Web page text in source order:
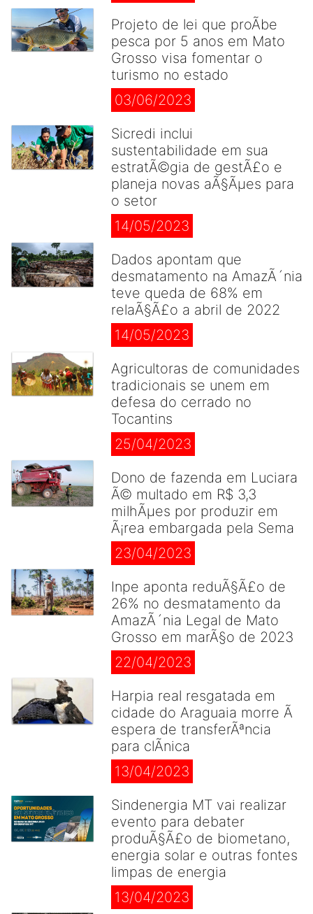
Projeto de lei que proÃ­be
pesca por 5 anos em Mato
Grosso visa fomentar o
turismo no estado
03/06/2023
Sicredi inclui
sustentabilidade em sua
estratÃ©gia de gestÃ£o e
planeja novas aÃ§Ãµes para
o setor
14/05/2023
Dados apontam que
desmatamento na AmazÃ´nia
teve queda de 68% em
relaÃ§Ã£o a abril de 2022
14/05/2023
Agricultoras de comunidades
tradicionais se unem em
defesa do cerrado no
Tocantins
25/04/2023
Dono de fazenda em Luciara
Ã© multado em R$ 3,3
milhÃµes por produzir em
Ã¡rea embargada pela Sema
23/04/2023
Inpe aponta reduÃ§Ã£o de
26% no desmatamento da
AmazÃ´nia Legal de Mato
Grosso em marÃ§o de 2023
22/04/2023
Harpia real resgatada em
cidade do Araguaia morre Ã
espera de transferÃªncia
para clÃ­nica
13/04/2023
Sindenergia MT vai realizar
evento para debater
produÃ§Ã£o de biometano,
energia solar e outras fontes
limpas de energia
13/04/2023